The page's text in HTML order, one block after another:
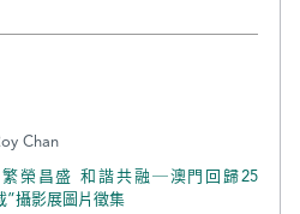
Chan
繁榮昌盛 和諧共融─澳門回歸25
”攝影展圖片徵集